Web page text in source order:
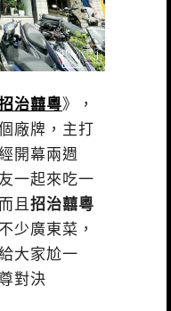
治囍粵》，
廠牌，主打
開幕兩週
一起來吃一
且招治囍粵
少廣東菜，
大家尬一
對決